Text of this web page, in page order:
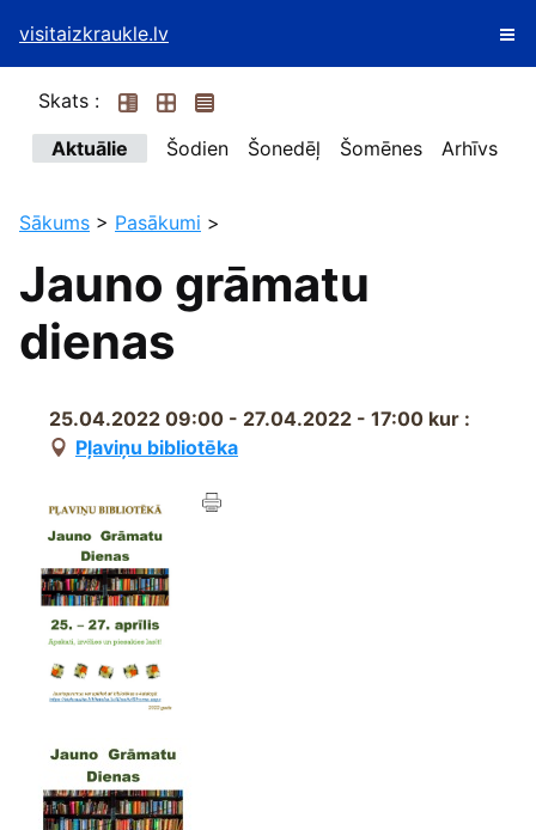
visitaizkraukle.lv
Skats :
Aktuālie
Šodien Šonedēļ Šomēnes Arhīvs
Sākums > Pasākumi >
Jauno grāmatu
dienas
25.04.2022 09:00 - 27.04.2022 - 17:00 kur :
Pļaviņu bibliotēka